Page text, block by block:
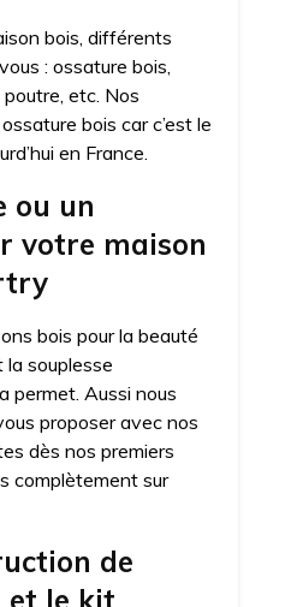
bois, différents
: ossature bois,
etc. Nos
bois car c’est le
en France.
ou un
votre maison
bois pour la beauté
souplesse
permet. Aussi nous
proposer avec nos
dès nos premiers
complètement sur
de
et le kit